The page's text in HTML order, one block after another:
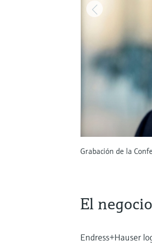
Grabación de la
El
Endress+Hauser